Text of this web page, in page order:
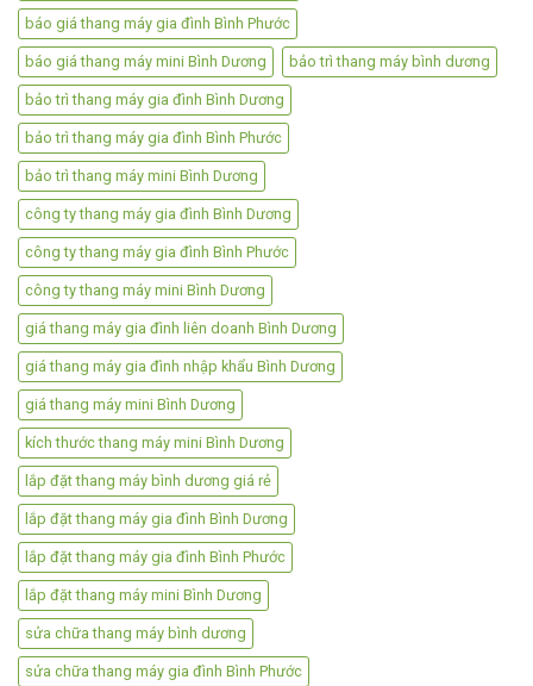
báo giá thang máy gia đình Bình Phước
báo giá thang máy mini Bình Dương bảo trì thang máy bình dương
bảo trì thang máy gia đình Bình Dương
bảo trì thang máy gia đình Bình Phước
bảo trì thang máy mini Bình Dương
công ty thang máy gia đình Bình Dương
công ty thang máy gia đình Bình Phước
công ty thang máy mini Bình Dương
giá thang máy gia đình liên doanh Bình Dương
giá thang máy gia đình nhập khẩu Bình Dương
giá thang máy mini Bình Dương
kích thước thang máy mini Bình Dương
lắp đặt thang máy bình dương giá rẻ
lắp đặt thang máy gia đình Bình Dương
lắp đặt thang máy gia đình Bình Phước
lắp đặt thang máy mini Bình Dương
sửa chữa thang máy bình dương
sửa chữa thang máy gia đình Bình Phước